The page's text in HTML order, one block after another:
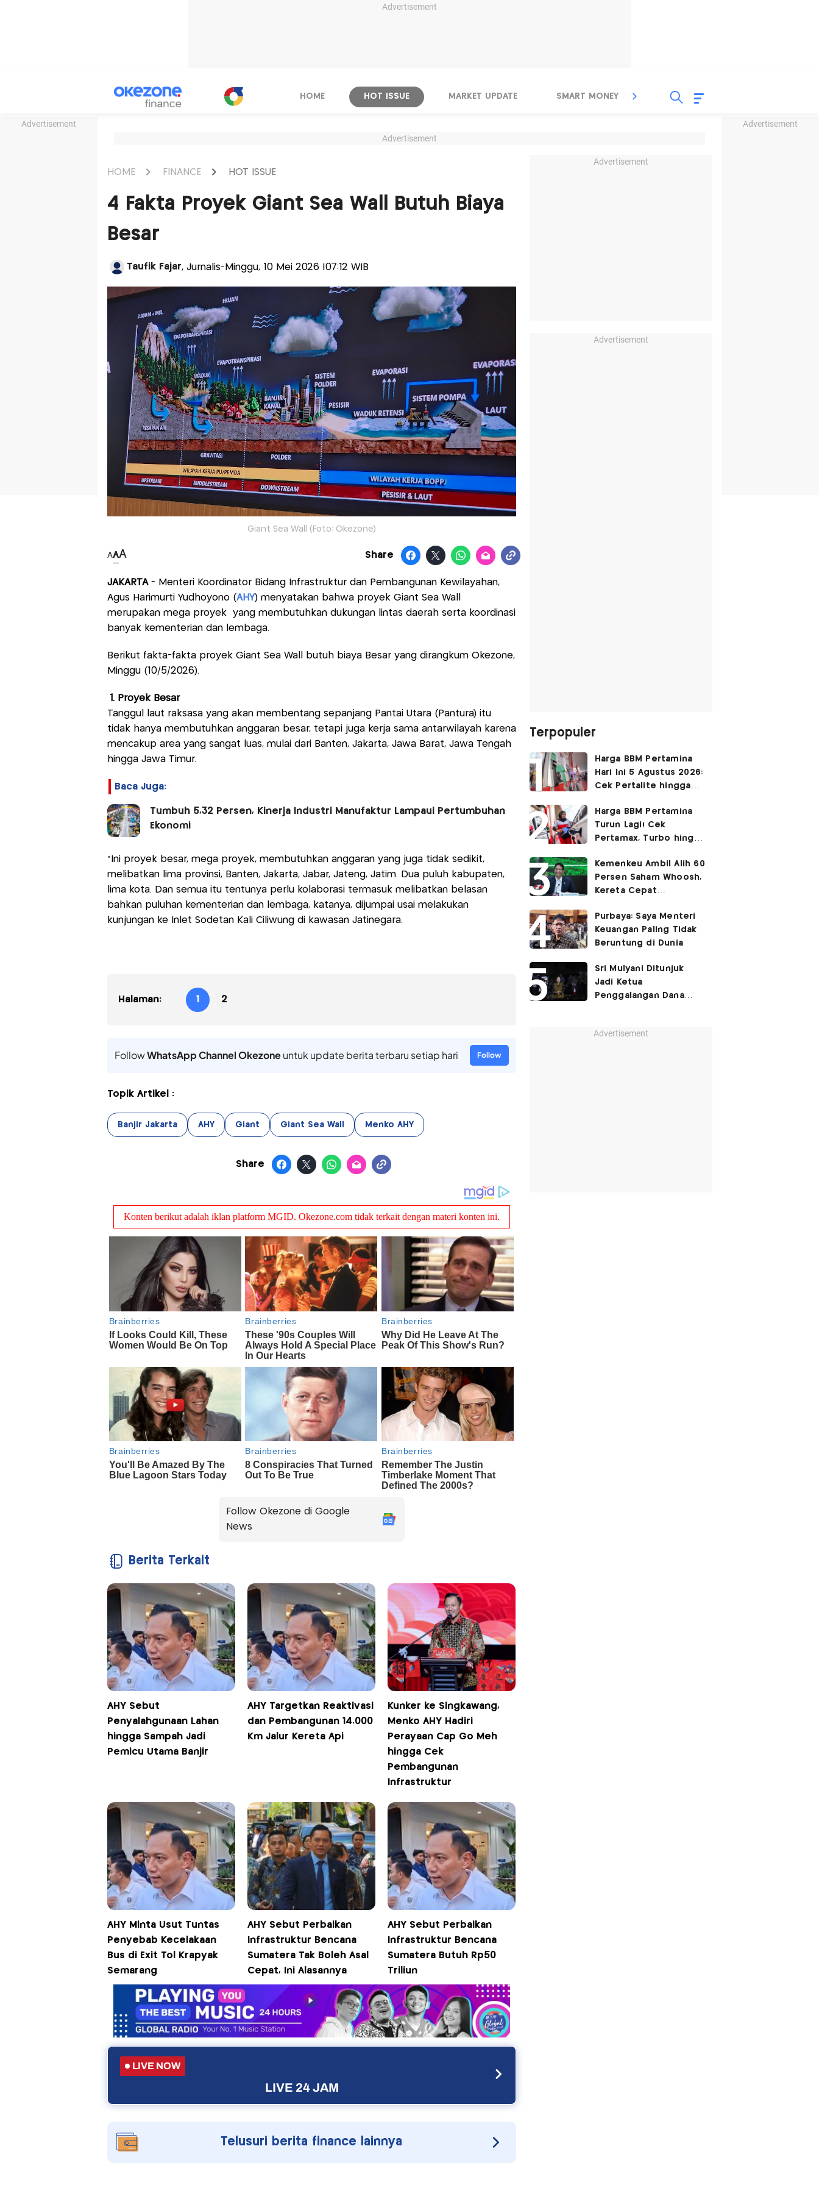
Advertisement
Advertisement Advertisement
HOME HOT ISSUE MARKET UPDATE SMART MONEY INSPIRASI BISNIS
Advertisement
HOME FINANCE HOT ISSUE
4 Fakta Proyek Giant Sea Wall Butuh Biaya
Besar
Taufik Fajar, Jurnalis-Minggu, 10 Mei 2026 |07:12 WIB
Giant Sea Wall (Foto: Okezone)
AAA Share
JAKARTA- Menteri Koordinator Bidang Infrastruktur dan Pembangunan Kewilayahan,
Agus Harimurti Yudhoyono (AHY) menyatakan bahwa proyek Giant Sea Wall
merupakan mega proyek yang membutuhkan dukungan lintas daerah serta koordinasi
banyak kementerian dan lembaga.
Berikut fakta-fakta proyek Giant Sea Wall butuh biaya Besar yang dirangkum Okezone,
Minggu (10/5/2026).
1. Proyek Besar
Tanggul laut raksasa yang akan membentang sepanjang Pantai Utara (Pantura) itu
tidak hanya membutuhkan anggaran besar, tetapi juga kerja sama antarwilayah karena
mencakup area yang sangat luas, mulai dari Banten, Jakarta, Jawa Barat, Jawa Tengah
hingga Jawa Timur.
Baca Juga:
Tumbuh 5,32 Persen, Kinerja Industri Manufaktur Lampaui Pertumbuhan
Ekonomi
"Ini proyek besar, mega proyek, membutuhkan anggaran yang juga tidak sedikit,
melibatkan lima provinsi, Banten, Jakarta, Jabar, Jateng, Jatim. Dua puluh kabupaten,
lima kota. Dan semua itu tentunya perlu kolaborasi termasuk melibatkan belasan
bahkan puluhan kementerian dan lembaga, katanya, dijumpai usai melakukan
kunjungan ke Inlet Sodetan Kali Ciliwung di kawasan Jatinegara.
Halaman: 1 2
FollowWhatsApp Channel Okezoneuntuk update berita terbaru setiap hari Follow
Topik Artikel :
Banjir Jakarta AHY Giant Giant Sea Wall Menko AHY
Share
Follow Okezone di Google
News
Berita Terkait
AHY Sebut
Penyalahgunaan Lahan
hingga Sampah Jadi
Pemicu Utama Banjir
AHY Targetkan Reaktivasi
dan Pembangunan 14.000
Km Jalur Kereta Api
Kunker ke Singkawang,
Menko AHY Hadiri
Perayaan Cap Go Meh
hingga Cek
Pembangunan
Infrastruktur
AHY Minta Usut Tuntas
Penyebab Kecelakaan
Bus di Exit Tol Krapyak
Semarang
AHY Sebut Perbaikan
Infrastruktur Bencana
Sumatera Tak Boleh Asal
Cepat, Ini Alasannya
AHY Sebut Perbaikan
Infrastruktur Bencana
Sumatera Butuh Rp50
Triliun
LIVE NOW
LIVE 24 JAM
Telusuri berita finance lainnya
Advertisement
Advertisement
Terpopuler
Harga BBM Pertamina
Hari Ini 5 Agustus 2026:
Cek Pertalite hingga
Turun
Harga BBM Pertamina
Turun Lagi! Cek
Pertamax, Turbo hingga
Agustus 2026
Kemenkeu Ambil Alih 60
Persen Saham Whoosh,
Kereta Cepat
Surabaya
Purbaya: Saya Menteri
Keuangan Paling Tidak
Beruntung di Dunia
Sri Mulyani Ditunjuk
Jadi Ketua
Penggalangan Dana
Advertisement